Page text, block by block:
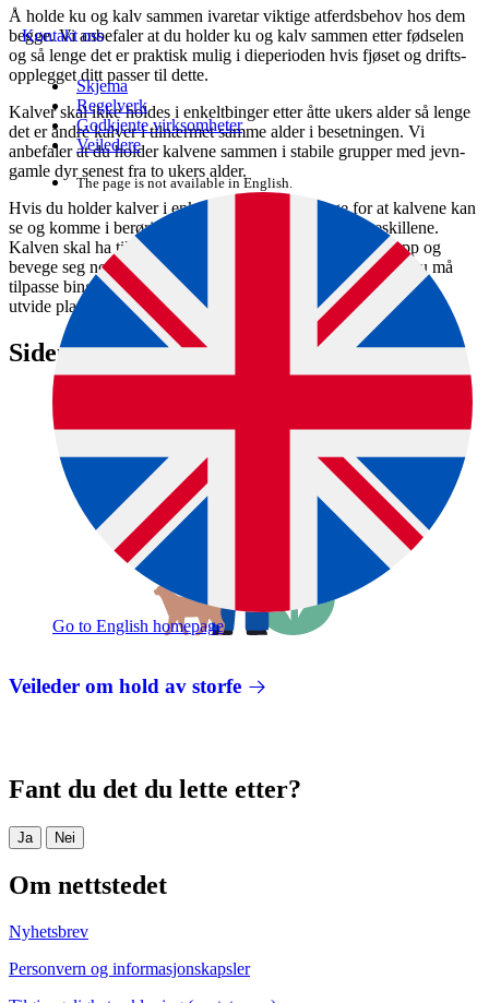
Kontakt oss
Skjema
Regelverk
Godkjente virksomheter
Veiledere
The page is not available in English.
Go to English homepage
Å holde ku og kalv sammen ivaretar viktige atferds­behov hos dem
begge. Vi anbefaler at du holder ku og kalv sammen etter fødselen
og så lenge det er praktisk mulig i die­perioden hvis fjøset og drifts­
opplegget ditt passer til dette.
Kalver skal ikke holdes i enkelt­binger etter åtte ukers alder så lenge
det er andre kalver i tilnærmet samme alder i besetningen. Vi
anbefaler at du holder kalvene sammen i stabile grupper med jevn­
gamle dyr senest fra to ukers alder.
Hvis du holder kalver i enkelt­binger, må du sørge for at kalvene kan
se og komme i berøring med andre dyr gjennom binge­skillene.
Kalven skal ha til­strekkelig plass til å legge seg ned, stå opp og
bevege seg normalt på oppholds­plassen sin. Dette betyr at du må
tilpasse binge­størrelsen til kalvens alder og størrelse, og du må
utvide plassen etter hvert som kalven vokser.
Siden er en del av denne veiledningen:
Veileder om hold av storfe
Fant du det du lette etter?
Ja Nei
Om nettstedet
Nyhetsbrev
Personvern og informasjonskapsler